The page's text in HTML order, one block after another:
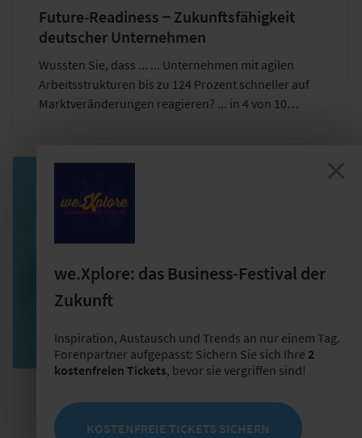
Future-Readiness − Zukunftsfähigkeit
deutscher Unternehmen
Wussten Sie, dass ... ... Unternehmen mit agilen
Arbeitsstrukturen bis zu 124 Prozent schneller auf
Marktveränderungen reagieren? ... in 4 von 10
zukunftsfähig zu bleiben? ... weniger als die Hälfte
auf Future Leadership vorbereiten? Hier stellen wir
exklusiv zur Verfügung. Bitte beachten Sie, dass der
vorbehalten ist.
Seminar
we.Xplore: das Business-Festival der
Zukunft
Inspiration, Austausch und Trends an nur einem Tag.
Forenpartner aufgepasst: Sichern Sie sich Ihre 2
kostenfreien Tickets, bevor sie vergriffen sind!
KOSTENFREIE TICKETS SICHERN